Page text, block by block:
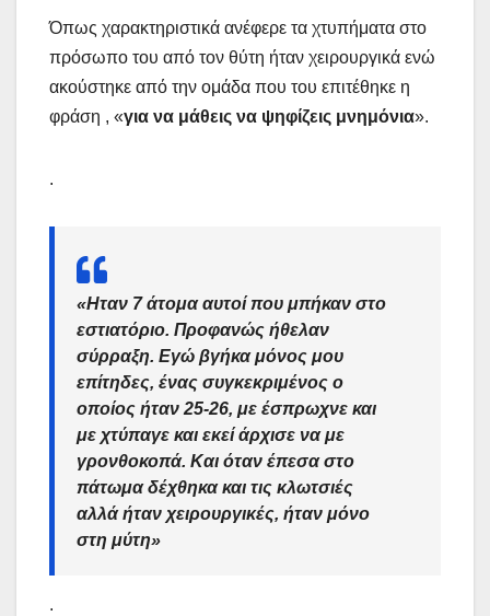
Όπως χαρακτηριστικά ανέφερε τα χτυπήματα στο
πρόσωπο του από τον θύτη ήταν χειρουργικά ενώ
ακούστηκε από την ομάδα που του επιτέθηκε η
φράση , «για να μάθεις να ψηφίζεις μνημόνια».
.
«Ηταν 7 άτομα αυτοί που μπήκαν στο
εστιατόριο. Προφανώς ήθελαν
σύρραξη. Εγώ βγήκα μόνος μου
επίτηδες, ένας συγκεκριμένος ο
οποίος ήταν 25-26, με έσπρωχνε και
με χτύπαγε και εκεί άρχισε να με
γρονθοκοπά. Και όταν έπεσα στο
πάτωμα δέχθηκα και τις κλωτσιές
αλλά ήταν χειρουργικές, ήταν μόνο
στη μύτη»
.